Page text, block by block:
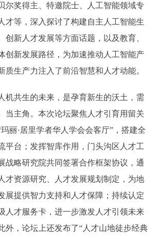
尔奖得主、特邀院士、人工智能领域专
才等，深入探讨了构建自主人工智能生
创新人才发展等方面话题，以及教育、
创新发展路径，为加速推动人工智能产
质生产力注入了前沿智慧和人才动能。
机共生的未来，是孕育新生的沃土，需
当主角。本次论坛聚焦人才引育用留关
丽·居里学者华人学会会客厅”，搭建全
平台；发挥智库作用，门头沟区人才工
战略研究院共同签署合作框架协议，通
才资源研究、人才发展规划制定，为地
展提供智力支持和人才保障；持续认定
人才服务卡，进一步激发人才引领未来
外，论坛上还发布了“人才山地徒步经典